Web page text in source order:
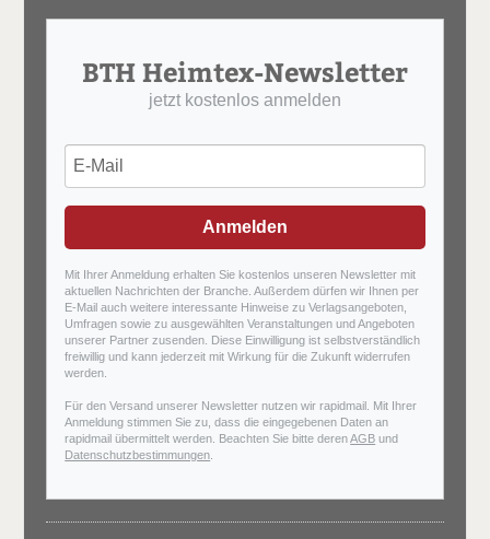
BTH Heimtex-Newsletter
jetzt kostenlos anmelden
Anmelden
Mit Ihrer Anmeldung erhalten Sie kostenlos unseren Newsletter mit
aktuellen Nachrichten der Branche. Außerdem dürfen wir Ihnen per
E-Mail auch weitere interessante Hinweise zu Verlagsangeboten,
Umfragen sowie zu ausgewählten Veranstaltungen und Angeboten
unserer Partner zusenden. Diese Einwilligung ist selbstverständlich
freiwillig und kann jederzeit mit Wirkung für die Zukunft widerrufen
werden.
Für den Versand unserer Newsletter nutzen wir rapidmail. Mit Ihrer
Anmeldung stimmen Sie zu, dass die eingegebenen Daten an
rapidmail übermittelt werden. Beachten Sie bitte derenAGB und
Datenschutzbestimmungen